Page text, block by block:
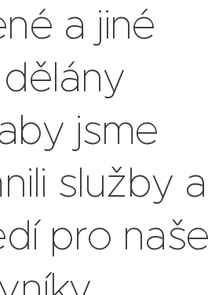
a jiné
jsme
služby a
pro naše